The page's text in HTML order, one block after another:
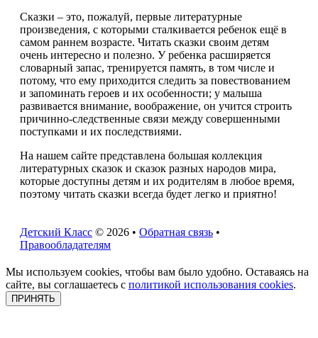
Сказки – это, пожалуй, первые литературные
произведения, с которыми сталкивается ребенок ещё в
самом раннем возрасте. Читать сказки своим детям
очень интересно и полезно. У ребенка расширяется
словарный запас, тренируется память, в том числе и
потому, что ему приходится следить за повествованием
и запоминать героев и их особенности; у малыша
развивается внимание, воображение, он учится строить
причинно-следственные связи между совершенными
поступками и их последствиями.
На нашем сайте представлена большая коллекция
литературных сказок и сказок разных народов мира,
которые доступны детям и их родителям в любое время,
поэтому читать сказки всегда будет легко и приятно!
Детский Класс © 2026 • Обратная связь •
Правообладателям
Мы используем cookies, чтобы вам было удобно. Оставаясь на
сайте, вы соглашаетесь с политикой использования cookies.
ПРИНЯТЬ